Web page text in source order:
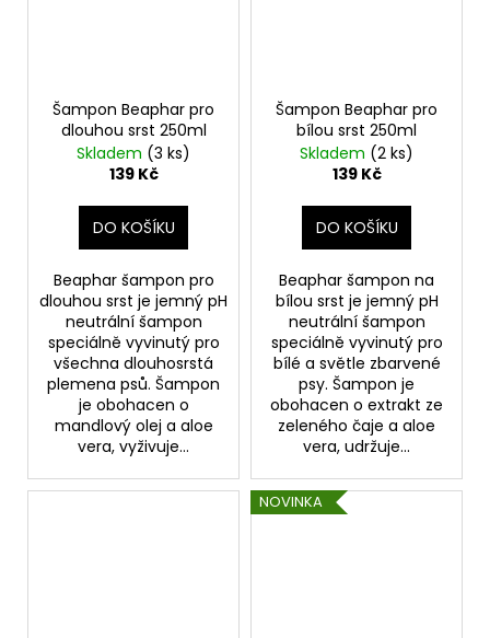
Šampon Beaphar pro
dlouhou srst 250ml
Skladem (3 ks)
139 Kč
DO KOŠÍKU
Beaphar šampon pro
dlouhou srst je jemný pH
neutrální šampon
speciálně vyvinutý pro
všechna dlouhosrstá
plemena psů. Šampon
je obohacen o
mandlový olej a aloe
vera, vyživuje...
Šampon Beaphar pro
bílou srst 250ml
Skladem (2 ks)
139 Kč
DO KOŠÍKU
Beaphar šampon na
bílou srst je jemný pH
neutrální šampon
speciálně vyvinutý pro
bílé a světle zbarvené
psy. Šampon je
obohacen o extrakt ze
zeleného čaje a aloe
vera, udržuje...
NOVINKA